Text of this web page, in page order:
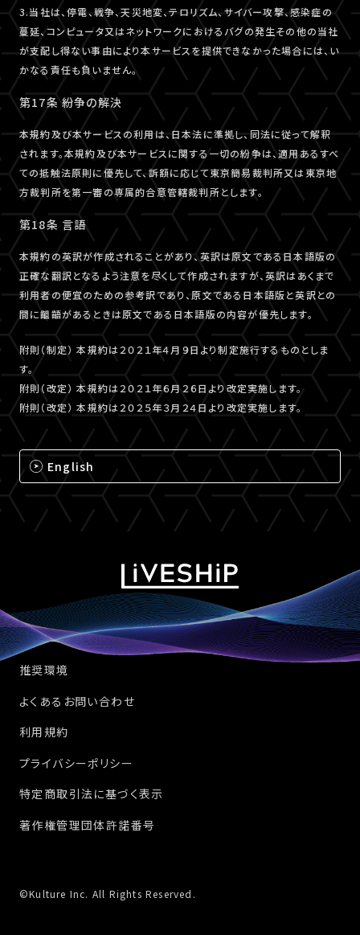
3.当社は、停電、戦争、天災地変、テロリズム、サイバー攻撃、感染症の
蔓延、コンピュータ又はネットワークにおけるバグの発生その他の当社
が支配し得ない事由により本サービスを提供できなかった場合には、い
かなる責任も負いません。
第17条 紛争の解決
本規約及び本サービスの利用は、日本法に準拠し、同法に従って解釈
されます。本規約及び本サービスに関する一切の紛争は、適用あるすべ
ての抵触法原則に優先して、訴額に応じて東京簡易裁判所又は東京地
方裁判所を第一審の専属的合意管轄裁判所とします。
第18条 言語
本規約の英訳が作成されることがあり、英訳は原文である日本語版の
正確な翻訳となるよう注意を尽くして作成されますが、英訳はあくまで
利用者の便宜のための参考訳であり、原文である日本語版と英訳との
間に齟齬があるときは原文である日本語版の内容が優先します。
附則（制定） 本規約は２０２１年４月９日より制定施行するものとしま
す。
附則（改定） 本規約は２０２１年６月２６日より改定実施します。
附則（改定） 本規約は２０２５年３月２４日より改定実施します。
English
推奨環境
よくあるお問い合わせ
利用規約
プライバシーポリシー
特定商取引法に基づく表示
著作権管理団体許諾番号
©Kulture Inc. All Rights Reserved.